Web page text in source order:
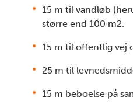
15 m til vandløb
større end 100 m2.
15 m til offentlig vej
25 m til
15 m beboelse på